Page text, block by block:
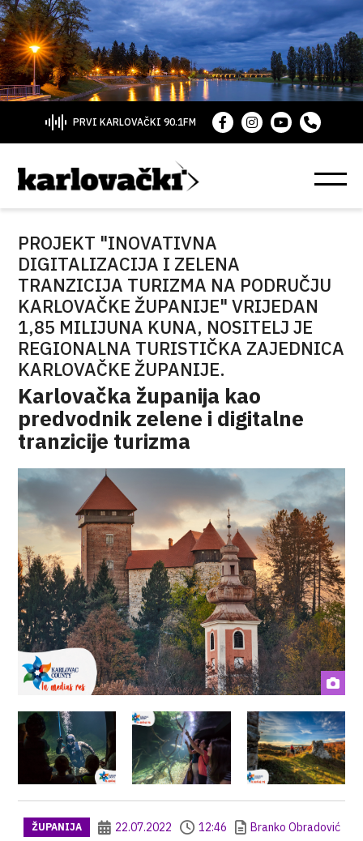
PRVI KARLOVAČKI 90.1FM
PROJEKT "INOVATIVNA
DIGITALIZACIJA I ZELENA
TRANZICIJA TURIZMA NA PODRUČJU
KARLOVAČKE ŽUPANIJE" VRIJEDAN
1,85 MILIJUNA KUNA, NOSITELJ JE
REGIONALNA TURISTIČKA ZAJEDNICA
KARLOVAČKE ŽUPANIJE.
Karlovačka županija kao
predvodnik zelene i digitalne
tranzicije turizma
ŽUPANIJA 22.07.2022 12:46 Branko Obradović